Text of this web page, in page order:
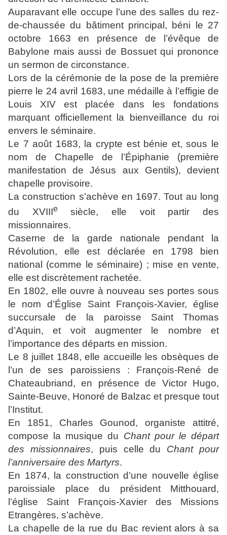
Auparavant elle occupe l’une des salles du rez-
de-chaussée du bâtiment principal, béni le 27
octobre 1663 en présence de l’évêque de
Babylone mais aussi de Bossuetqui prononce
un sermon de circonstance.
Lors de la cérémonie de la pose de la première
pierre le 24 avril 1683, une médaille à l’effigie de
Louis XIV est placée dans les fondations
marquant officiellement la bienveillance du roi
envers le séminaire.
Le 7 août 1683, la crypte est bénie et, sous le
nom de Chapelle de l’Épiphanie (première
manifestation de Jésus aux Gentils), devient
chapelle provisoire.
La construction s’achève en 1697. Tout au long
du XVIIIesiècle, elle voit partir des
missionnaires.
Caserne de la garde nationale pendant la
Révolution, elle est déclarée en 1798 bien
national (comme le séminaire) ; mise en vente,
elle est discrètement rachetée.
En 1802, elle ouvre à nouveau ses portes sous
le nom d’Église Saint François-Xavier, église
succursale de la paroisse Saint Thomas
d’Aquin, et voit augmenter le nombre et
l’importance des départs en mission.
Le 8 juillet 1848, elle accueille les obsèques de
l’un de ses paroissiens : François-René de
Chateaubriand, en présence de Victor Hugo,
Sainte-Beuve, Honoré de Balzac et presque tout
l’Institut.
En 1851, Charles Gounod, organiste attitré,
compose la musique du Chant pour le départ
des missionnaires, puis celle du Chant pour
l’anniversaire des Martyrs.
En 1874, la construction d’une nouvelle église
paroissiale place du président Mitthouard,
l’église Saint François-Xavier des Missions
Etrangères, s’achève.
La chapelle de la rue du Bac revient alors à sa